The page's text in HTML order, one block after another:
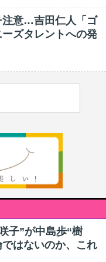
注意…吉田仁人「ゴ
ズタレントへの発
子”が中島歩“樹
はないのか、これ